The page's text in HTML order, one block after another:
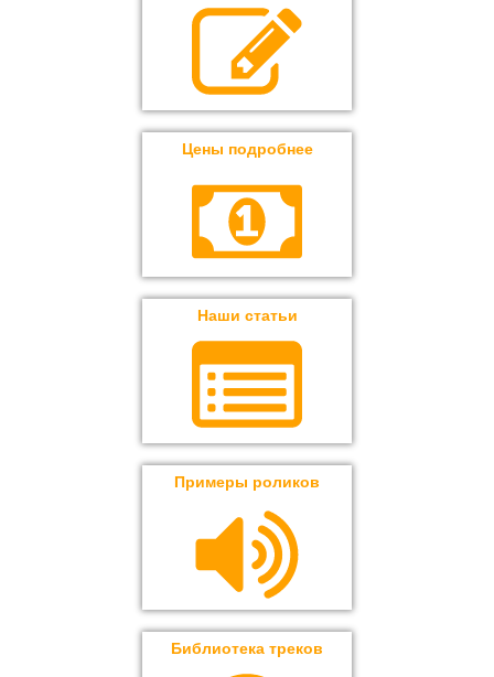
Цены подробнее
Наши статьи
Примеры роликов
Библиотека треков